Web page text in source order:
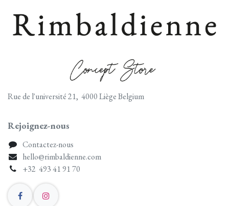
Rue de l'université 21, 4000 Liège Belgium
Rejoignez-nous
Contactez-nous
hello@rimbaldienne.com
+32 493 41 91 70